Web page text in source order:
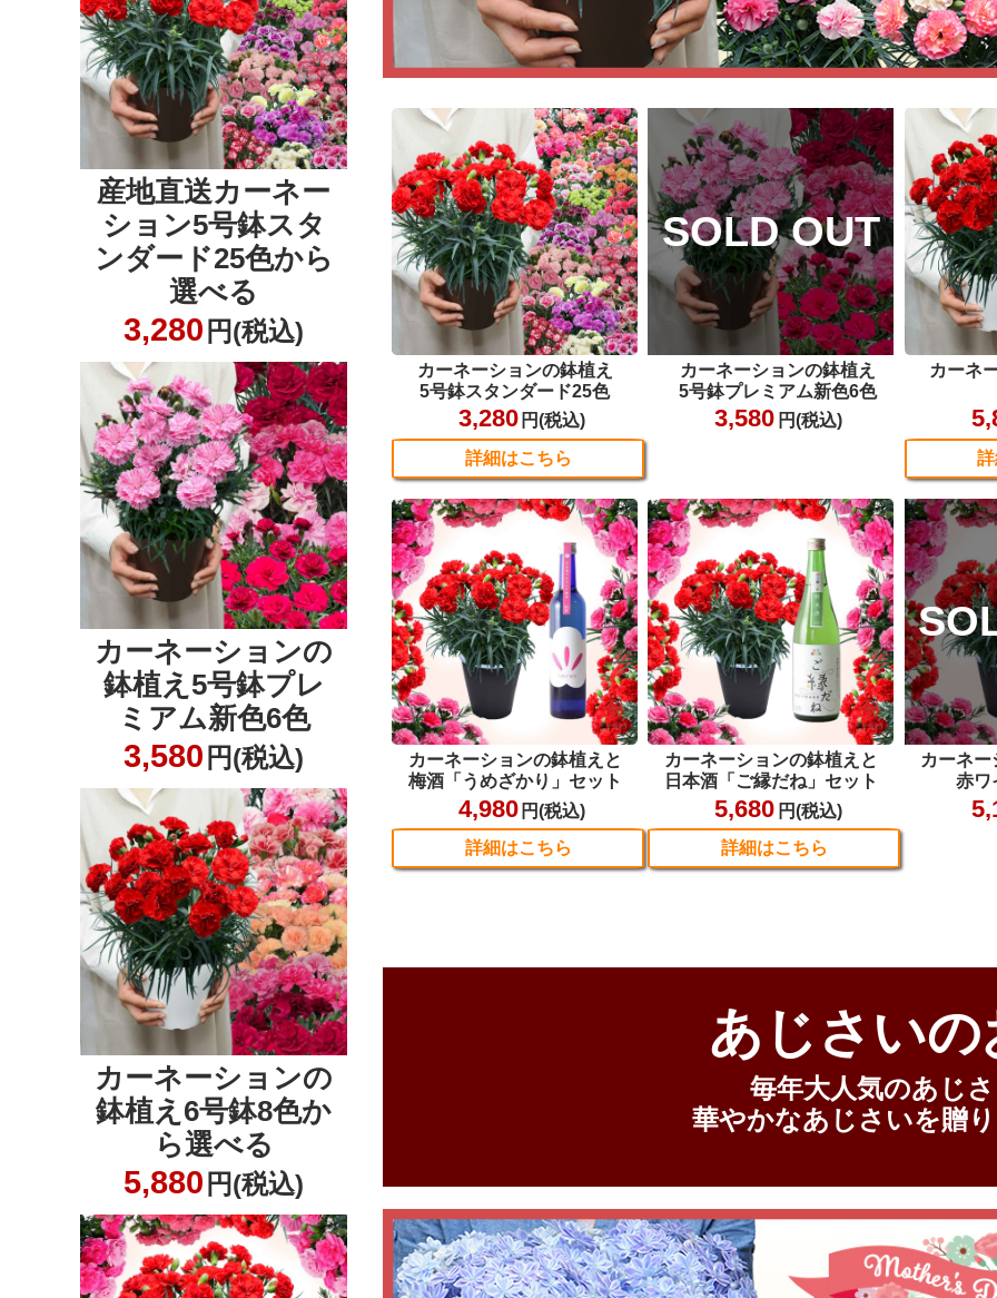
産地直送カーネー
ション5号鉢スタ
ンダード25色から
選べる
3,280 円(税込)
カーネーションの
鉢植え5号鉢プレ
ミアム新色6色
3,580 円(税込)
カーネーションの
鉢植え6号鉢8色か
ら選べる
5,880 円(税込)
あじさいの
毎年大人気のあじ
華やかなあじさいを贈